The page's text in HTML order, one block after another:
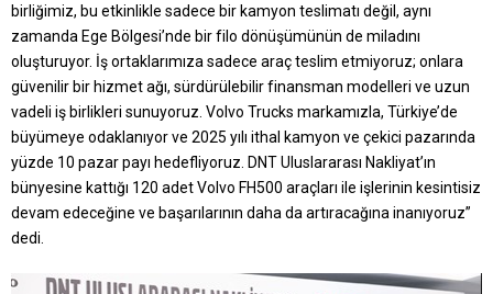
birliğimiz, bu etkinlikle sadece bir kamyon teslimatı değil, aynı
zamanda Ege Bölgesi’nde bir filo dönüşümünün de miladını
oluşturuyor. İş ortaklarımıza sadece araç teslim etmiyoruz; onlara
güvenilir bir hizmet ağı, sürdürülebilir finansman modelleri ve uzun
vadeli iş birlikleri sunuyoruz. Volvo Trucks markamızla, Türkiye’de
büyümeye odaklanıyor ve 2025 yılı ithal kamyon ve çekici pazarında
yüzde 10 pazar payı hedefliyoruz. DNT Uluslararası Nakliyat’ın
bünyesine kattığı 120 adet Volvo FH500 araçları ile işlerinin kesintisiz
devam edeceğine ve başarılarının daha da artıracağına inanıyoruz”
dedi.